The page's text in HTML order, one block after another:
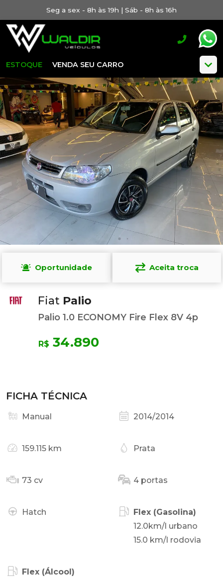
Seg a sex - 8h às 19h | Sáb - 8h às 16h
ESTOQUE VENDA SEU CARRO
Oportunidade Aceita troca
Fiat Palio
Palio 1.0 ECONOMY Fire Flex 8V 4p
R$ 34.890
FICHA TÉCNICA
Manual 2014/2014
159.115 km Prata
73 cv 4 portas
Hatch
Flex (Gasolina)
12.0km/l urbano
15.0 km/l rodovia
Flex (Álcool)